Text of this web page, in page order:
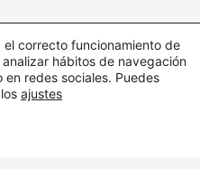
| Funciona gracias aTema
correcto funcionamiento de
hábitos de navegación
redes sociales. Puedes
ajustes